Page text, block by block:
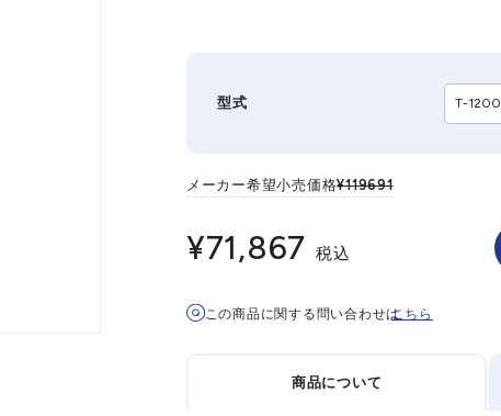
型式
メーカー希望小売価格¥119691
¥71,867 税込
この商品に関する問い合わせはこちら
商品について